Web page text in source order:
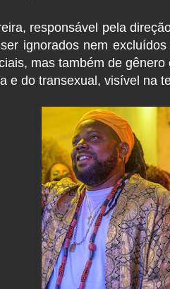
responsável pela
ignorados nem
mas também de
e do transexual, visível na